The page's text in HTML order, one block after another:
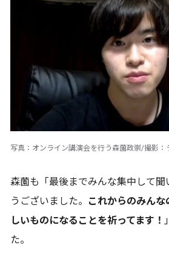
写真：オンライン講演会を行う森薗政崇/撮影：
森薗も「最後までみんな集中して聞
うございました。
これからのみん
しいものになることを祈ってます！
た。